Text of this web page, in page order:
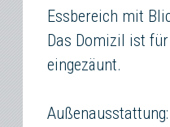
Essbereich mit
Das Domizil ist
eingezäunt.